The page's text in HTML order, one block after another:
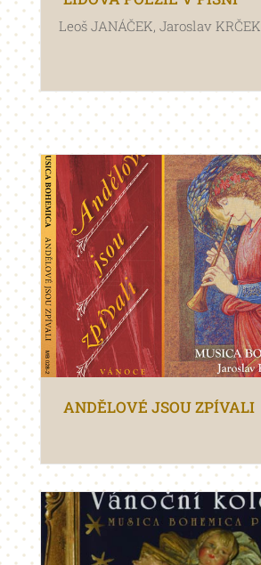
Leoš JANÁČEK, Jaroslav KRČEK
ANDĚLOVÉ JSOU ZPÍVALI